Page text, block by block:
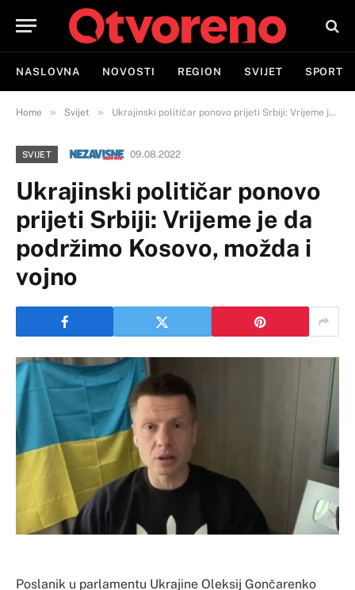
NASLOVNA NOVOSTI REGION SVIJET SPORT
Home » Svijet » Ukrajinski političar ponovo prijeti Srbiji: Vrijeme je da podržimo Kosovo, možda i vojno
SVIJET 09.08.2022
Ukrajinski političar ponovo
prijeti Srbiji: Vrijeme je da
podržimo Kosovo, možda i
vojno
Poslanik u parlamentu Ukrajine Oleksij Gončarenko